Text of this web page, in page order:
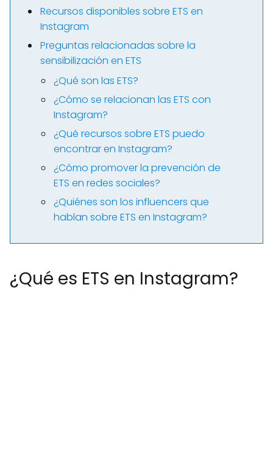
Recursos disponibles sobre ETS en
Instagram
Preguntas relacionadas sobre la
sensibilización en ETS
¿Qué son las ETS?
¿Cómo se relacionan las ETS con
Instagram?
¿Qué recursos sobre ETS puedo
encontrar en Instagram?
¿Cómo promover la prevención de
ETS en redes sociales?
¿Quiénes son los influencers que
hablan sobre ETS en Instagram?
¿Qué es ETS en Instagram?